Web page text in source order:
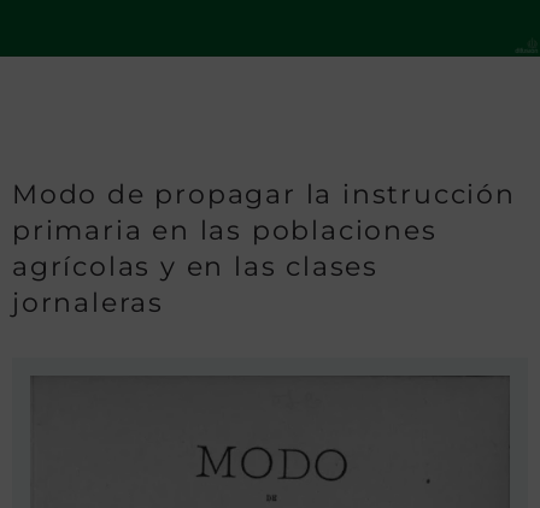
Modo de propagar la instrucción
primaria en las poblaciones
agrícolas y en las clases
jornaleras